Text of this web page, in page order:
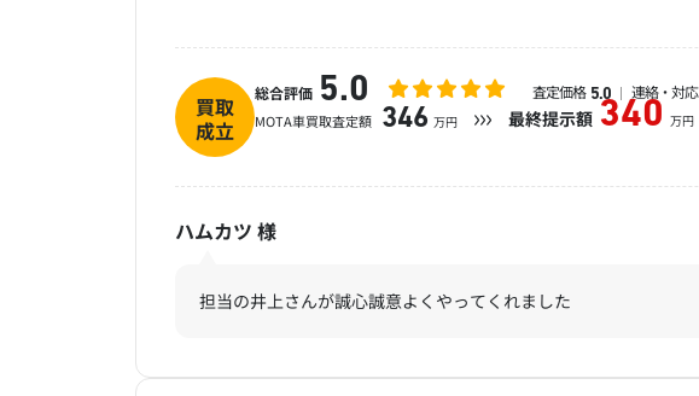
買取
成立
総合評価 5.0 査定価格 5.0 連絡・対応
MOTA車買取査定額 346 万円 最終提示額 340 万円
ハムカツ 様
担当の井上さんが誠心誠意よくやってくれました